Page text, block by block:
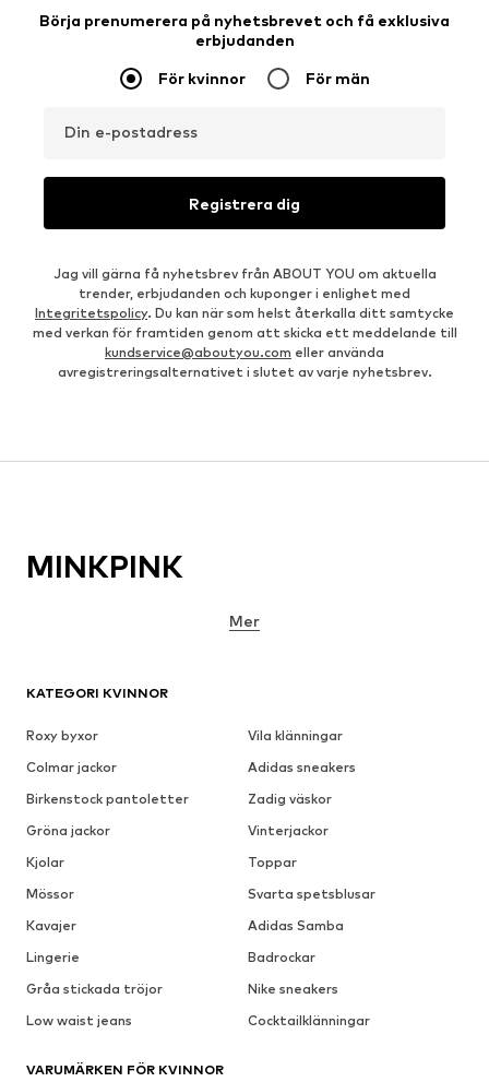
Börja prenumerera på nyhetsbrevet och få exklusiva
erbjudanden
För kvinnor För män
Din e-postadress
Registrera dig
Jag vill gärna få nyhetsbrev från ABOUT YOU om aktuella
trender, erbjudanden och kuponger i enlighet med
Integritetspolicy. Du kan när som helst återkalla ditt samtycke
med verkan för framtiden genom att skicka ett meddelande till
kundservice@aboutyou.com eller använda
avregistreringsalternativet i slutet av varje nyhetsbrev.
KATEGORI KVINNOR
Roxy byxor
Vila klänningar
Colmar jackor
Adidas sneakers
Birkenstock pantoletter
Zadig väskor
Gröna jackor
Vinterjackor
Kjolar
Toppar
Mössor
Svarta spetsblusar
Kavajer
Adidas Samba
Lingerie
Badrockar
Gråa stickada tröjor
Nike sneakers
Low waist jeans
Cocktailklänningar
VARUMÄRKEN FÖR KVINNOR
MINKPINK
Mer